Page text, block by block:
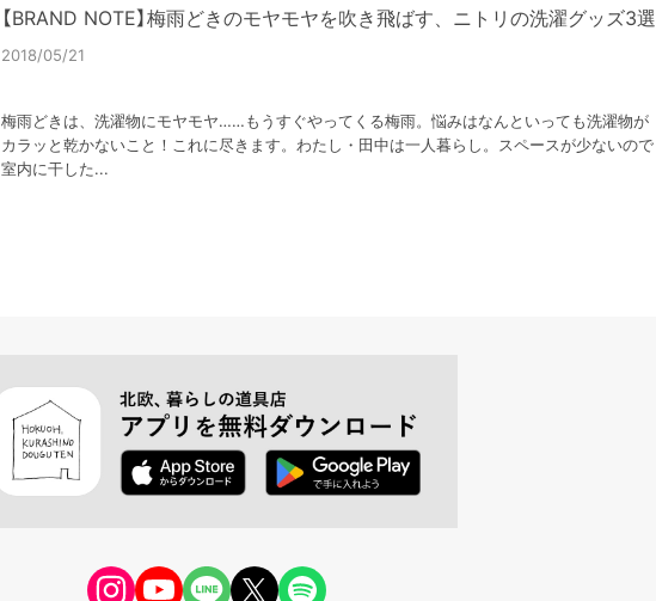
【BRAND NOTE】梅雨どきのモヤモヤを吹き飛ばす、ニトリの洗濯グッズ3選
2018/05/21
梅雨どきは、洗濯物にモヤモヤ……もうすぐやってくる梅雨。悩みはなんといっても洗濯物が
カラッと乾かないこと！これに尽きます。わたし・田中は一人暮らし。スペースが少ないので
室内に干した...